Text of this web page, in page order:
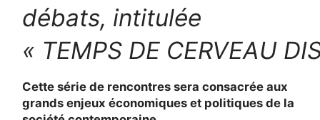
débats, intitulée
« TEMPS DE CERVEAU
Cette série de rencontres sera consacrée aux
grands enjeux économiques et politiques de la